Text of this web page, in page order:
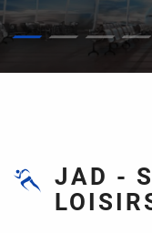
octobre
JAD -